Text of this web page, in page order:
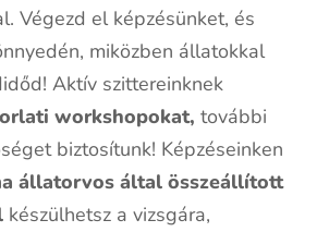
Végezd el képzésünket, és
miközben állatokkal
Aktív szittereinknek
workshopokat, további
biztosítunk! Képzéseinken
állatorvos által összeállított
készülhetsz a vizsgára,